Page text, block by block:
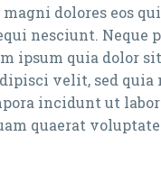
dolores eos
nesciunt. Neque
ipsum quia dolor
velit, sed quia
incidunt ut
quaerat